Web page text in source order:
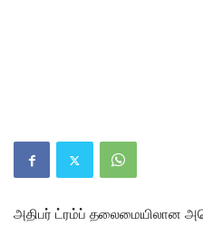
அதிபர் ட்ரம்ப் தலைமையிலான